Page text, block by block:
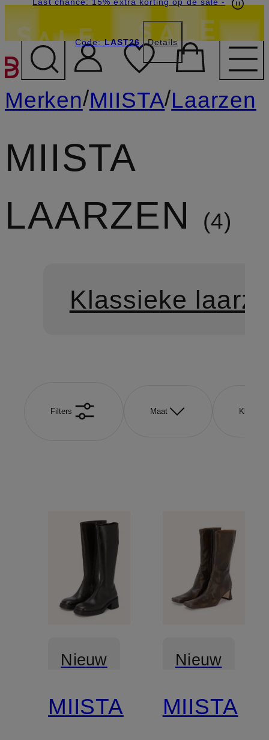
GA NAAR
Code:LAST26 Details
Merken/MIISTA/Laarzen
MIISTA
LAARZEN
4
Klassieke
Filters Maat Kleur
Nieuw
MIISTA
Nieuw
MIISTA